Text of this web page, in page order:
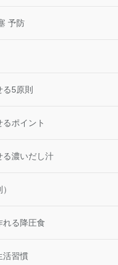
予防
5原則
ポイント
る濃いだし汁
れる降圧食
活習慣